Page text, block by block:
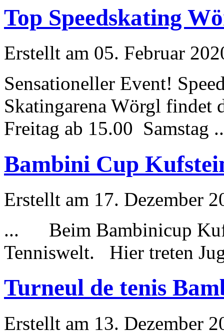
Top Speedskating
Erstellt am 05. Februar
Sensationeller Event!
Skatingarena Wörgl findet
Freitag ab 15.00 Samstag
Bambini Cup
Erstellt am 17. Dezember
... Beim Bambinicup
Tenniswelt. Hier treten
Turneul de tenis
Erstellt am 13. Dezember